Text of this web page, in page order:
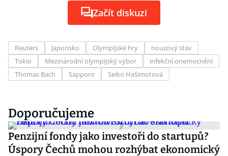
Začít diskuzi
Reuters Japonsko Olympijské hry
nouzový stav
Tokio
Mezinárodní olympijský výbor
infekční onemocnění
Thomas Bach
Sapporo Seiko Hašimotová
Doporučujeme
Penzijní fondy jako investoři do startupů?
Úspory Čechů mohou rozhýbat ekonomický